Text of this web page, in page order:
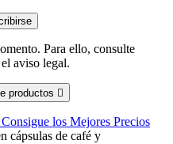
Para ello, consulte
aviso legal.
productos 
los Mejores Precios
cápsulas de café y